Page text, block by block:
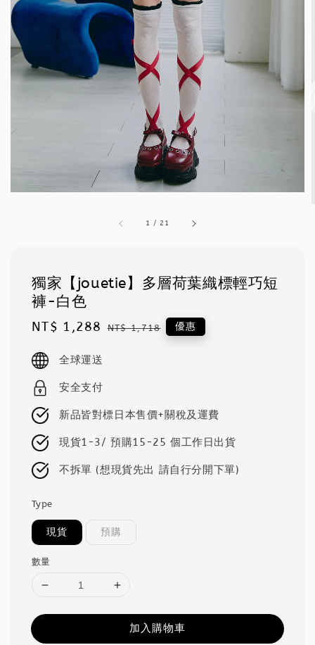
1 / 21
獨家【jouetie】多層荷葉織標輕巧短
褲-白色
Sale
NT$ 1,288 Regular
NT$ 1,718 優惠
全球運送
安全支付
新品皆對標日本售價+關稅及運費
現貨1-3/ 預購15-25 個工作日出貨
不拆單 (想現貨先出 請自行分開下單)
Type
現貨 預購
數量
加入購物車